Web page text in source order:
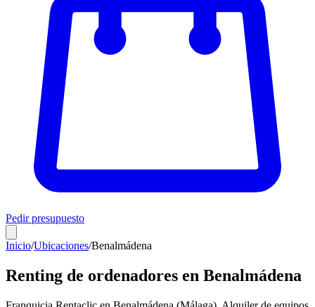
Pedir presupuesto
Inicio/Ubicaciones/Benalmádena
Renting de ordenadores en Benalmádena